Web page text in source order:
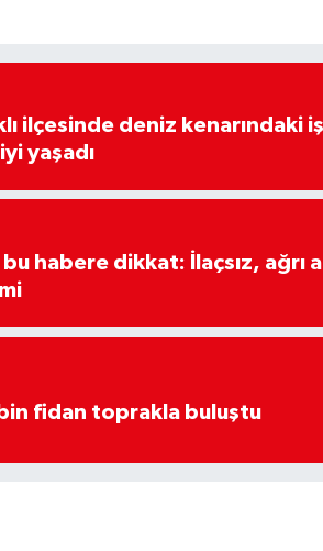
ilçesinde deniz kenarındaki
yaşadı
habere dikkat: İlaçsız, ağrı
fidan toprakla buluştu